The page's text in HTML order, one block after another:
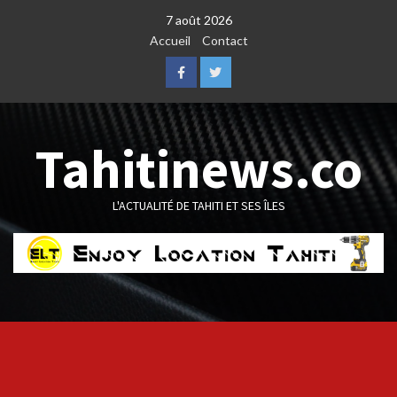
7 août 2026
Accueil
Contact
FacebookTwitter
Tahitinews.co
L'ACTUALITÉ DE TAHITI ET SES ÎLES